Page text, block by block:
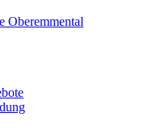
Oberemmental